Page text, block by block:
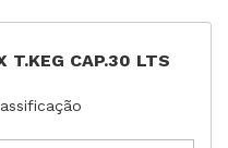
T.KEG CAP.30 LTS